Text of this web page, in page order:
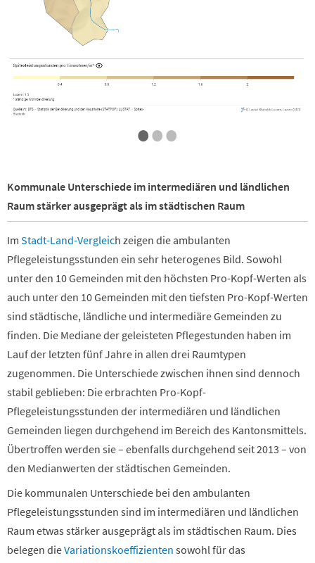
•••
Kommunale Unterschiede im intermediären und ländlichen
Raum stärker ausgeprägt als im städtischen Raum
Im Stadt-Land-Vergleich zeigen die ambulanten
Pflegeleistungsstunden ein sehr heterogenes Bild. Sowohl
unter den 10 Gemeinden mit den höchsten Pro-Kopf-Werten als
auch unter den 10 Gemeinden mit den tiefsten Pro-Kopf-Werten
sind städtische, ländliche und intermediäre Gemeinden zu
finden. Die Mediane der geleisteten Pflegestunden haben im
Lauf der letzten fünf Jahre in allen drei Raumtypen
zugenommen. Die Unterschiede zwischen ihnen sind dennoch
stabil geblieben: Die erbrachten Pro-Kopf-
Pflegeleistungsstunden der intermediären und ländlichen
Gemeinden liegen durchgehend im Bereich des Kantonsmittels.
Übertroffen werden sie – ebenfalls durchgehend seit 2013 – von
den Medianwerten der städtischen Gemeinden.
Die kommunalen Unterschiede bei den ambulanten
Pflegeleistungsstunden sind im intermediären und ländlichen
Raum etwas stärker ausgeprägt als im städtischen Raum. Dies
belegen dieVariationskoeffizienten sowohl für das